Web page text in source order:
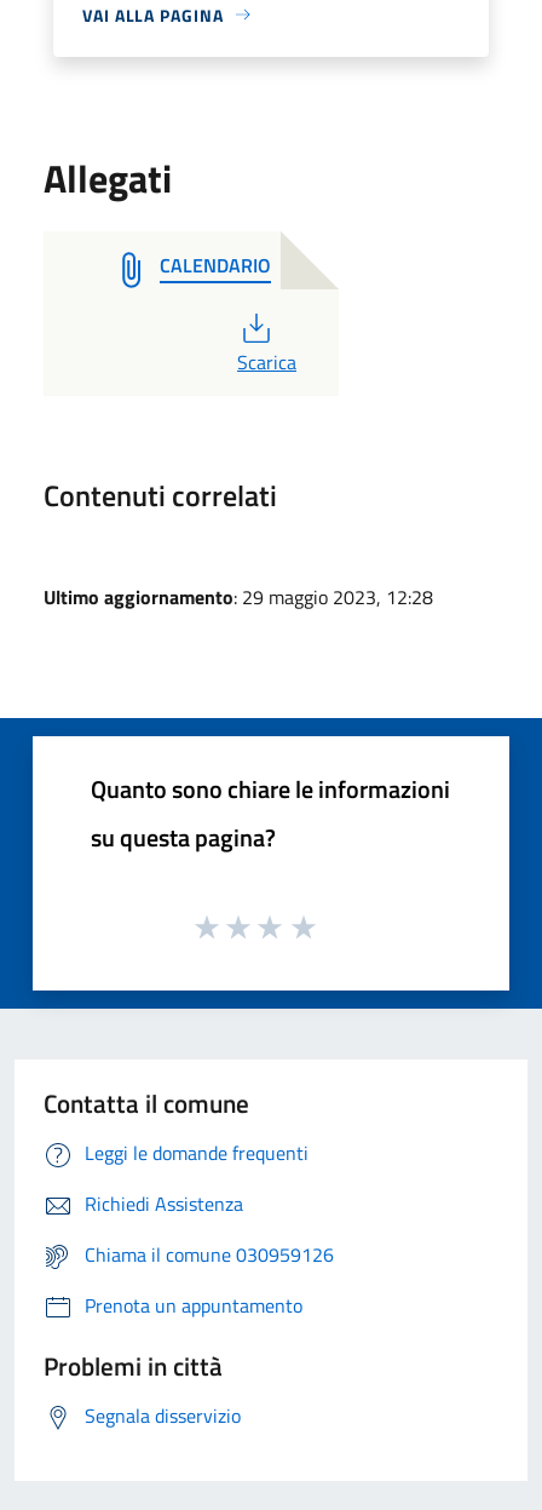
VAI ALLA PAGINA
Allegati
CALENDARIO
PDF
Scarica
Contenuti correlati
Ultimo aggiornamento: 29 maggio 2023, 12:28
Quanto sono chiare le informazioni
su questa pagina?
Contatta il comune
Leggi le domande frequenti
Richiedi Assistenza
Chiama il comune 030959126
Prenota un appuntamento
Problemi in città
Segnala disservizio